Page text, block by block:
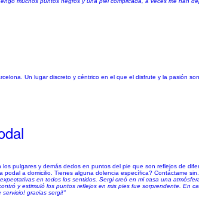
Un lugar discreto y céntrico en el que el disfrute y la pasión
pulgares y demás dedos en puntos del pie que son reflejos de
a domicilio. Tienes alguna dolencia específica? Contáctame sin...
en todos los sentidos. Sergi creó en mi casa una
y estimuló los puntos reflejos en mis pies fue sorprendente. En
gracias sergi!"